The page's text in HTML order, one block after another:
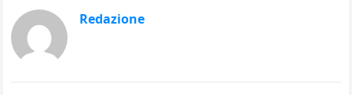
Redazione